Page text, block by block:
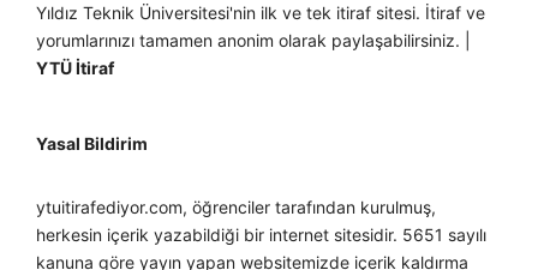
Yıldız Teknik Üniversitesi'nin ilk ve tek itiraf sitesi. İtiraf ve
yorumlarınızı tamamen anonim olarak paylaşabilirsiniz. |
YTÜ İtiraf
Yasal Bildirim
ytuitirafediyor.com, öğrenciler tarafından kurulmuş,
herkesin içerik yazabildiği bir internet sitesidir. 5651 sayılı
kanuna göre yayın yapan websitemizde içerik kaldırma